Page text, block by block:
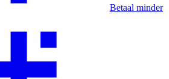
Betaal minder